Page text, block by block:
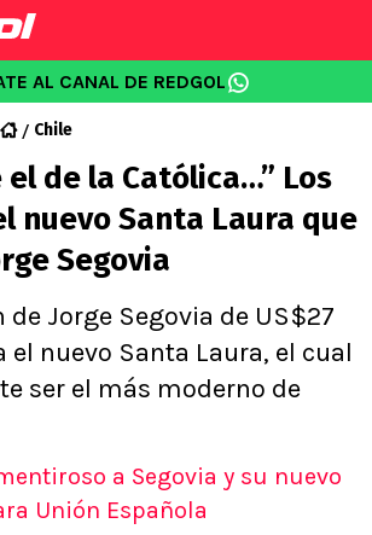
AL CANAL DE REDGOL
Chile
el de la Católica…” Los
nuevo Santa Laura que
Segovia
de Jorge Segovia de US$27
el nuevo Santa Laura, el cual
ser el más moderno de
a Segovia y su nuevo
Unión Española